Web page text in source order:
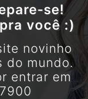
se!
você :)
novinho
do mundo.
entrar em